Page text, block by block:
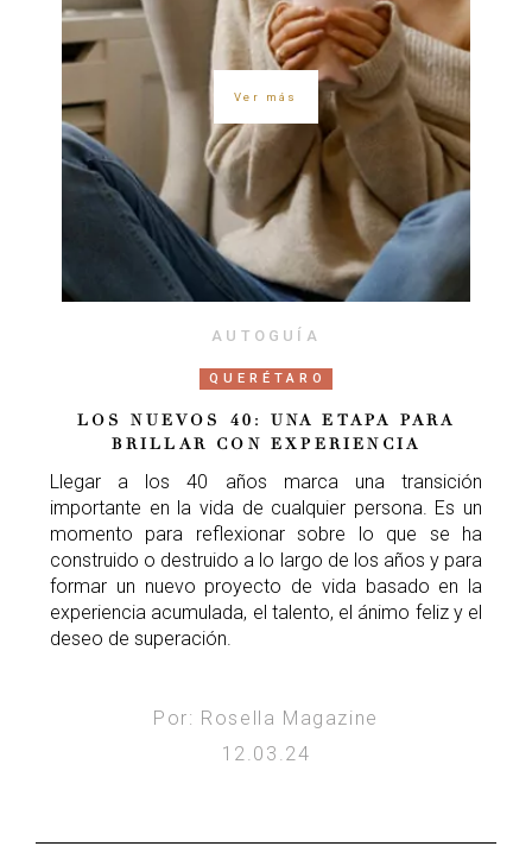
Ver más
AUTOGUÍA
QUERÉTARO
LOS NUEVOS 40: UNA ETAPA PARA
BRILLAR CON EXPERIENCIA
Llegar a los 40 años marca una transición
importante en la vida de cualquier persona. Es un
momento para reflexionar sobre lo que se ha
construido o destruido a lo largo de los años y para
formar un nuevo proyecto de vida basado en la
experiencia acumulada, el talento, el ánimo feliz y el
deseo de superación.
Por: Rosella Magazine
12.03.24